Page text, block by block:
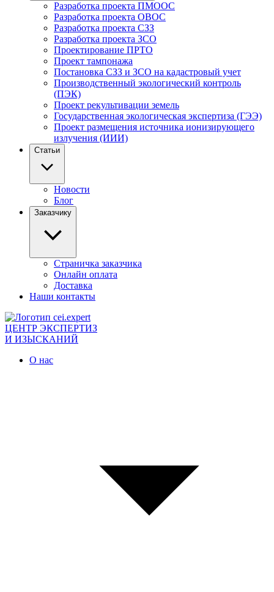
Разработка проекта ПМООС
Разработка проекта ОВОС
Разработка проекта СЗЗ
Разработка проекта ЗСО
Проектирование ПРТО
Проект тампонажа
Постановка СЗЗ и ЗСО на кадастровый учет
Производственный экологический контроль
(ПЭК)
Проект рекультивации земель
Государственная экологическая экспертиза (ГЭЭ)
Проект размещения источника ионизирующего
излучения (ИИИ)
Статьи
Новости
Блог
Заказчику
Страничка заказчика
Онлайн оплата
Доставка
Наши контакты
ЦЕНТР ЭКСПЕРТИЗ
И ИЗЫСКАНИЙ
О нас